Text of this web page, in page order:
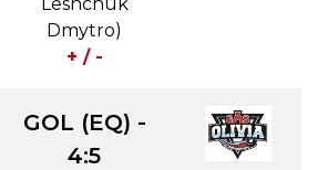
Dmytro)
+ / -
GOL (EQ) -
4:5